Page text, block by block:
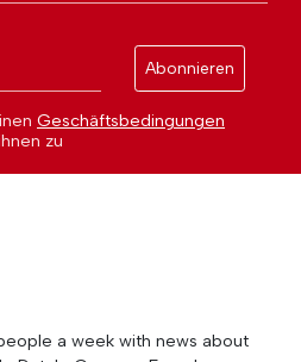
Abonnieren
Geschäftsbedingungen
zu
a week with news about